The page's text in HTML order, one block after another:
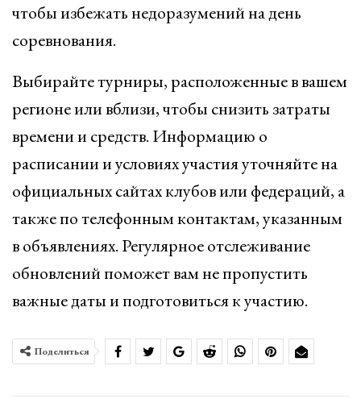
чтобы избежать недоразумений на день
соревнования.
Выбирайте турниры, расположенные в вашем
регионе или вблизи, чтобы снизить затраты
времени и средств. Информацию о
расписании и условиях участия уточняйте на
официальных сайтах клубов или федераций, а
также по телефонным контактам, указанным
в объявлениях. Регулярное отслеживание
обновлений поможет вам не пропустить
важные даты и подготовиться к участию.
Поделиться